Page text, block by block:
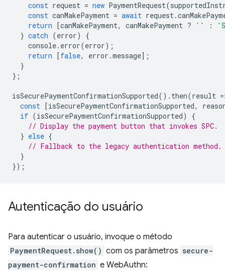
const request = new PaymentRequest(
const canMakePayment = await request.
return
[canMakePayment, canMakePayment ? '' :
} catch (error)
{
console. error(error);
return
[false, error .message];
}
};
isSecurePaymentConfirmationSupported(). then(result =
const
[isSecurePaymentConfirmationSupported,
if (isSecurePaymentConfirmationSupported)
{
// Display the payment button that invokes SPC.
} else {
// Fallback to the legacy authentication method.
}
});
Autenticação do usuário
Para autenticar o usuário, invoque o método
PaymentRequest.show() com os parâmetros secure-
payment-confirmation e WebAuthn: